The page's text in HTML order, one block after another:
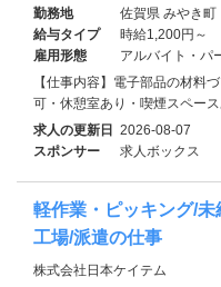
勤務地
佐賀県 みやき町
給与タイプ
時給1,200円～
雇用形態
アルバイト・パ
【仕事内容】電子部品の材料
可・休憩室あり・喫煙スペー
求人の更新日 2026-08-07
スポンサー
求人ボックス
軽作業・ピッキング/
工場/派遣の仕事
株式会社日本ケイテム